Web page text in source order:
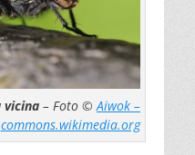
vicina – Foto ©Aiwok –
commons.wikimedia.org